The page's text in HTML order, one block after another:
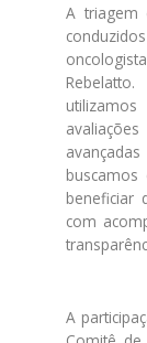
A triagem
beneficiar
com
A